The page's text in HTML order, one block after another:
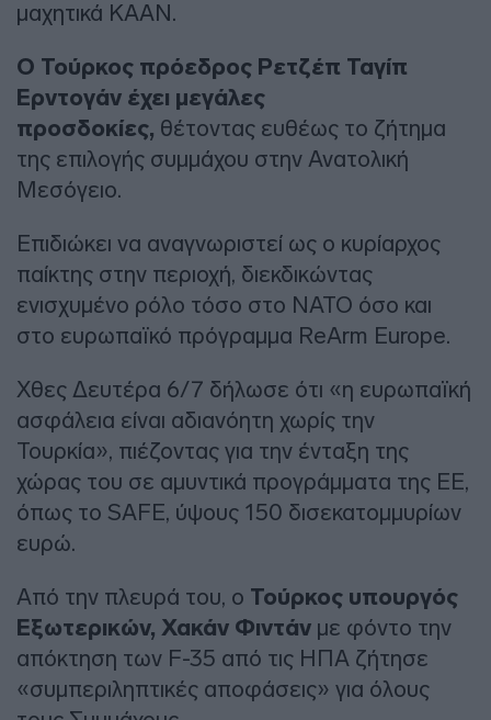
μαχητικά KAAN.
Ο Τούρκος πρόεδρος Ρετζέπ Ταγίπ
Ερντογάν έχει μεγάλες
προσδοκίες, θέτοντας ευθέως το ζήτημα
της επιλογής συμμάχου στην Ανατολική
Μεσόγειο.
Επιδιώκει να αναγνωριστεί ως ο κυρίαρχος
παίκτης στην περιοχή, διεκδικώντας
ενισχυμένο ρόλο τόσο στο ΝΑΤΟ όσο και
στο ευρωπαϊκό πρόγραμμα ReArm Europe.
Χθες Δευτέρα 6/7 δήλωσε ότι «η ευρωπαϊκή
ασφάλεια είναι αδιανόητη χωρίς την
Τουρκία», πιέζοντας για την ένταξη της
χώρας του σε αμυντικά προγράμματα της ΕΕ,
όπως το SAFE, ύψους 150 δισεκατομμυρίων
ευρώ.
Από την πλευρά του, ο Τούρκος υπουργός
Εξωτερικών, Χακάν Φιντάν με φόντο την
απόκτηση των F-35 από τις ΗΠΑ ζήτησε
«συμπεριληπτικές αποφάσεις» για όλους